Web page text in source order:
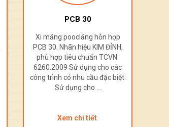
PCB 30
Xi măng pooclăng hỗn hợp
PCB 30. Nhãn hiệu KIM ĐỈNH,
phù hợp tiêu chuẩn TCVN
6260:2009 Sử dụng cho các
công trình có nhu cầu đặc biệt:
Sử dụng cho ...
Xem chi tiết